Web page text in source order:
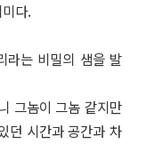
다.
라는 비밀의 샘을 발
그놈이 그놈 같지만
던 시간과 공간과 차